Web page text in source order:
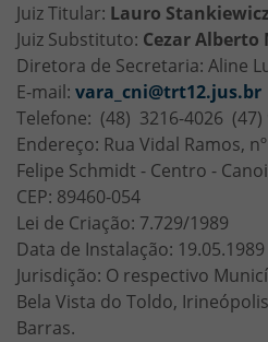
Juiz Titular: Lauro Stankiewicz
Juiz Substituto: Cezar
Diretora de Secretaria: Aline
E-mail: vara_cni@trt12.jus.br
Telefone: (48) 3216-4026 (47)
Endereço: Rua Vidal Ramos,
Felipe Schmidt - Centro -
CEP: 89460-054
Lei de Criação: 7.729/1989
Data de Instalação: 19.05.1989
Jurisdição: O respectivo
Bela Vista do Toldo,
Barras.